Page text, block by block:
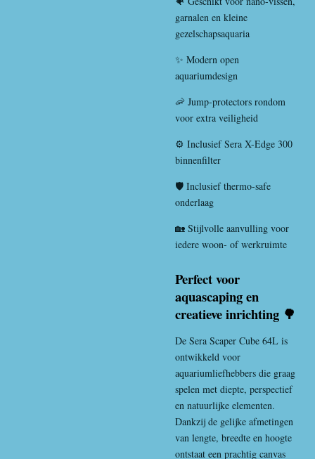
garnalen en kleine
gezelschapsaquaria
✨ Modern open
aquariumdesign
🦐 Jump-protectors rondom
voor extra veiligheid
⚙️ Inclusief Sera X-Edge 300
binnenfilter
🛡️ Inclusief thermo-safe
onderlaag
🏡 Stijlvolle aanvulling voor
iedere woon- of werkruimte
Perfect voor
aquascaping en
creatieve inrichting 🌳
De Sera Scaper Cube 64L is
ontwikkeld voor
aquariumliefhebbers die graag
spelen met diepte, perspectief
en natuurlijke elementen.
Dankzij de gelijke afmetingen
van lengte, breedte en hoogte
ontstaat een prachtig canvas